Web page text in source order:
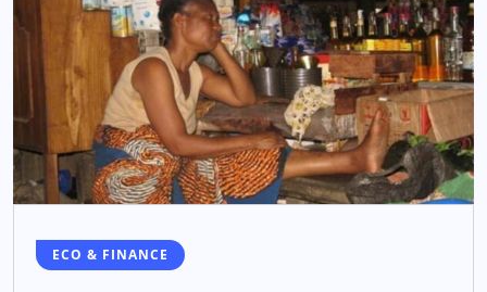
ECO & FINANCE